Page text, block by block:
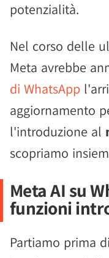
potenzialità.
Nel corso delle
Meta avrebbe
di WhatsApp
aggiornamento
l'introduzione al
scopriamo
Meta AI su
funzioni
Partiamo prima